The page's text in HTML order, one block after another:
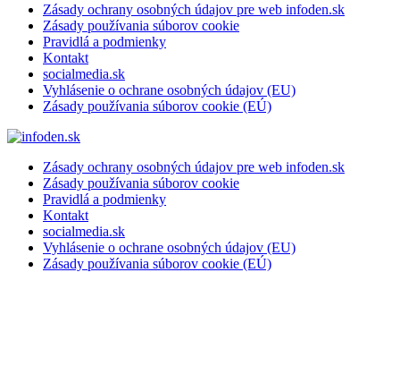
Zásady ochrany osobných údajov pre web infoden.sk
Zásady používania súborov cookie
Pravidlá a podmienky
Kontakt
socialmedia.sk
Vyhlásenie o ochrane osobných údajov (EU)
Zásady používania súborov cookie (EÚ)
Zásady ochrany osobných údajov pre web infoden.sk
Zásady používania súborov cookie
Pravidlá a podmienky
Kontakt
socialmedia.sk
Vyhlásenie o ochrane osobných údajov (EU)
Zásady používania súborov cookie (EÚ)